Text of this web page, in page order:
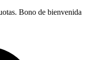
Bono de bienvenida